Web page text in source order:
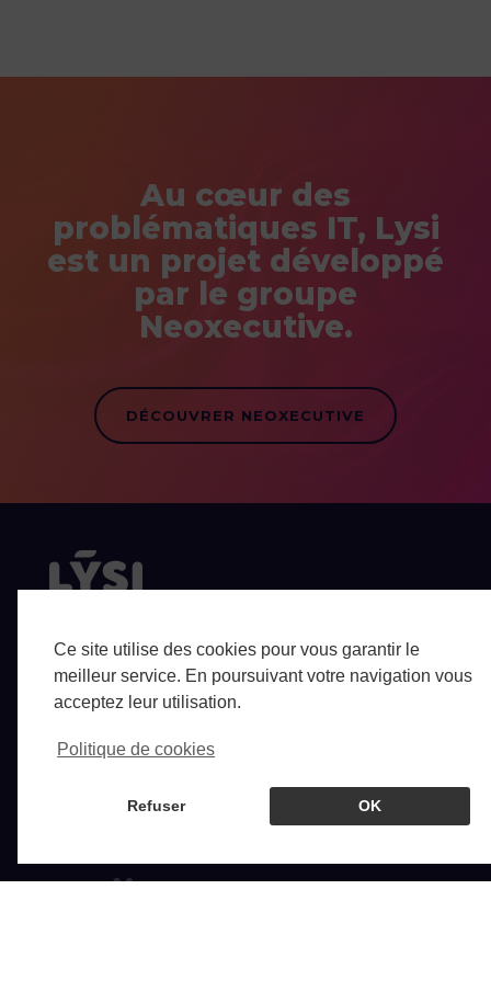
Au cœur des
problématiques IT, Lysi
est un projet développé
par le groupe
Neoxecutive.
DÉCOUVRER NEOXECUTIVE
N’attendez plus ! Modélisez et testez en un clin d’oeil vos
processus BPMN !
À propos de nous
Réservez une démo
Ce site utilise des cookies pour vous garantir le
meilleur service. En poursuivant votre navigation vous
acceptez leur utilisation.
Politique de cookies
Refuser OK